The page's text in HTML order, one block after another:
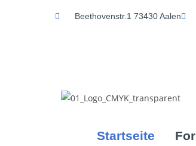
Beethovenstr.1 73430 Aalen
Startseite